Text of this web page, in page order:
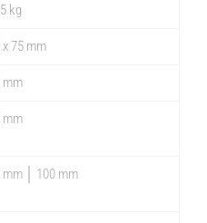
kg
x 75 mm
mm
mm
mm │ 100 mm